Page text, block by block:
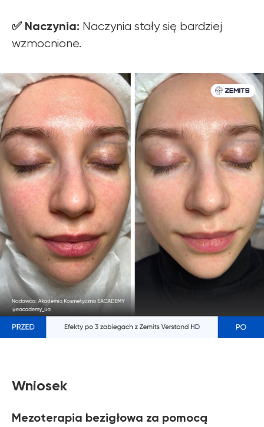
✅ Naczynia: Naczynia stały się bardziej
wzmocnione.
Wniosek
Mezoterapia bezigłowa za pomocą